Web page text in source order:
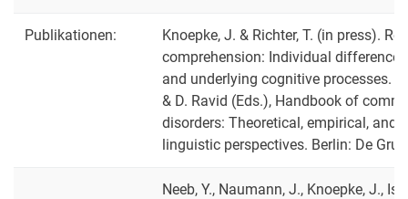
Publikationen:
Knoepke, J. & Richter, T. (in press).
comprehension: Individual
and underlying cognitive processes.
& D. Ravid (Eds.), Handbook of
disorders: Theoretical, empirical, and
linguistic perspectives. Berlin: De
Neeb, Y., Naumann, J., Knoepke, J.,